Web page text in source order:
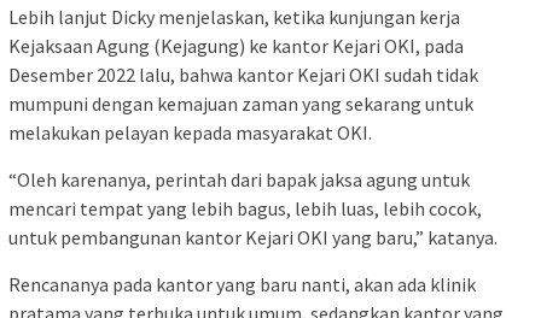
Lebih lanjut Dicky menjelaskan, ketika kunjungan kerja
Kejaksaan Agung (Kejagung) ke kantor Kejari OKI, pada
Desember 2022 lalu, bahwa kantor Kejari OKI sudah tidak
mumpuni dengan kemajuan zaman yang sekarang untuk
melakukan pelayan kepada masyarakat OKI.
“Oleh karenanya, perintah dari bapak jaksa agung untuk
mencari tempat yang lebih bagus, lebih luas, lebih cocok,
untuk pembangunan kantor Kejari OKI yang baru,” katanya.
Rencananya pada kantor yang baru nanti, akan ada klinik
pratama yang terbuka untuk umum, sedangkan kantor yang